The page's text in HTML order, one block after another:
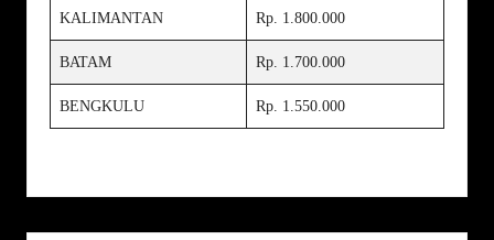
KALIMANTAN Rp. 1.800.000
BATAM Rp. 1.700.000
BENGKULU Rp. 1.550.000